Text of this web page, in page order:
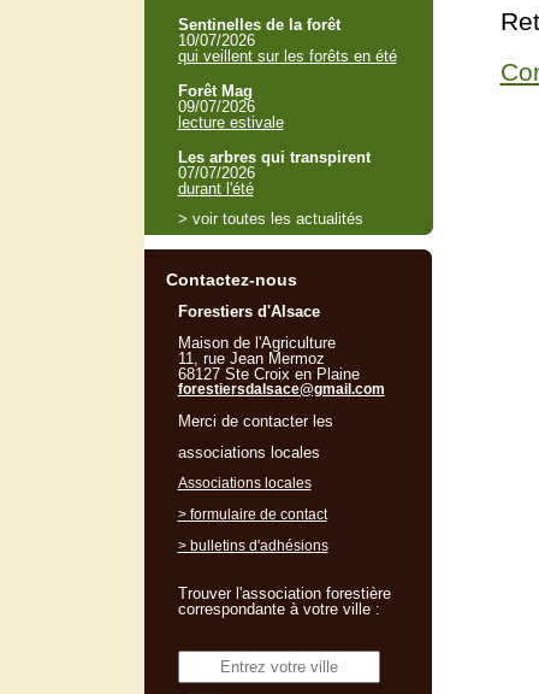
Sentinelles de la forêt
10/07/2026
qui veillent sur les forêts en été
Forêt Mag
09/07/2026
lecture estivale
Les arbres qui transpirent
07/07/2026
durant l'été
> voir toutes les actualités
Contactez-nous
Forestiers d'Alsace
Maison de l'Agriculture
11, rue Jean Mermoz
68127 Ste Croix en Plaine
forestiersdalsace@gmail.com
Merci de contacter les
associations locales
Associations locales
> formulaire de contact
> bulletins d'adhésions
Trouver l'association forestière
correspondante à votre ville :